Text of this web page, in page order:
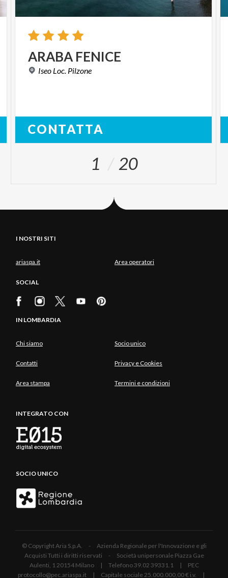
ARABA FENICE
Iseo Loc. Pilzone
CONTATTA
1 20
I NOSTRI SITI
ariaspa.it Area operatori
SOCIAL
IN LOMBARDIA
Chi siamo Socio unico
Contatti Privacy e Cookies
Area stampa Termini e condizioni
INTEGRATO CON
SOCIO UNICO
© Copyright Aria S.p.A. - Azienda Regionale per l'Innovazione e gli
Acquisti Tutti i diritti riservati - Società unipersonale Piazza Gae
Aulenti, 1 20154 Milano | Telefono 39.02 39331.1 | PEC
protocollo@pec.ariaspa.it | Capitale sociale 25.000.000,00 € i.v. |